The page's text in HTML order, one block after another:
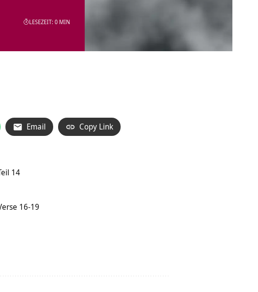
LESEZEIT: 0 MIN
Email Copy Link
14
16-19